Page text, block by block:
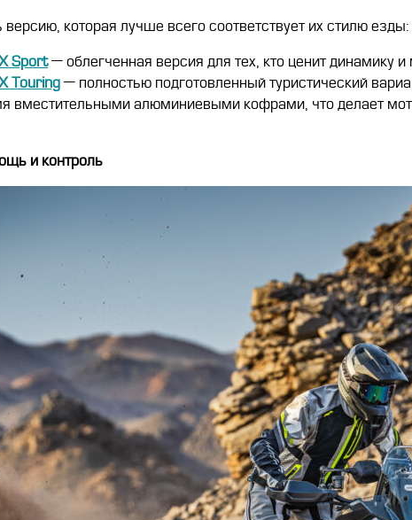
которая лучше всего соответствует их стилю езды:
Sport— облегченная версия для тех, кто ценит динамику
Touring — полностью подготовленный туристический
вместительными алюминиевыми кофрами, что делает
и контроль